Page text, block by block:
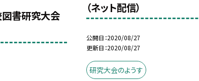
書研究大会
（ネット配信）
公開日 2020/08/27
更新日 2020/08/27
研究大会のようす